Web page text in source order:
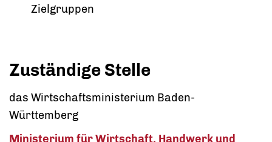
Zielgruppen
Zuständige Stelle
das Wirtschaftsministerium Baden-
Württemberg
Ministerium für Wirtschaft, Handwerk und